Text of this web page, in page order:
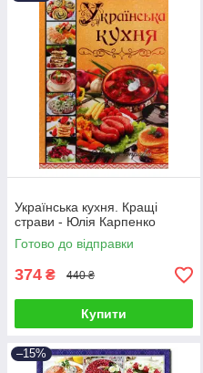
Українська кухня. Кращі
страви - Юлія Карпенко
Готово до відправки
374 ₴ 440 ₴
Купити
–15%